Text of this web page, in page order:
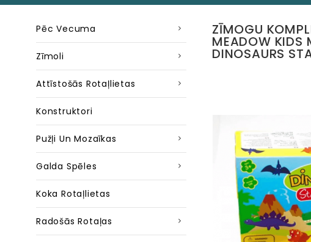
Pēc Vecuma
Zīmoli
Attīstošās Rotaļlietas
Konstruktori
Pužļi Un Mozaīkas
Galda Spēles
Koka Rotaļlietas
Radošās Rotaļas
ZĪMOGU
MEADOW KIDS
DINOSAURS